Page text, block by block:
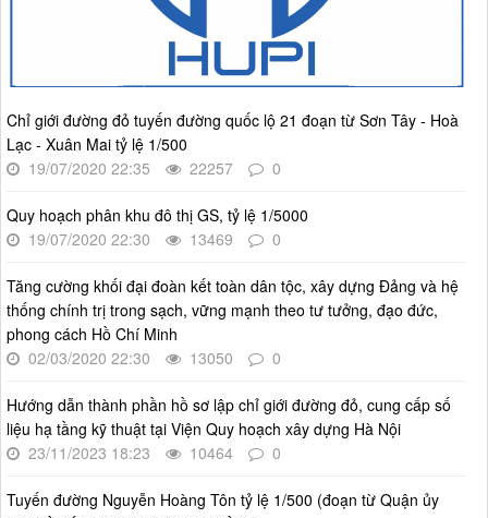
lượt xem: 72 | lượt tải:29
Quyết định số 2512/QĐ-UBND v/v Phê duyệt Quy hoạch tổng
thể Thủ đô Hà Nội tầm nhìn 100 năm
Thời gian đăng: 14/05/2026
lượt xem: 1217 | lượt tải:730
Quyết định số 4386/QĐ-UBND v/v Ban hành Kế hoạch thông
tin, tuyên truyền về cải cách hành chính nhà nước thành phố
Hà Nội năm 2025
Thời gian đăng: 25/08/2025
lượt xem: 566 | lượt tải:266
55-KH/ĐU
Kế hoạch Triển khai Phong trào "Bình dân học vụ số"
Thời gian đăng: 03/06/2025
lượt xem: 620 | lượt tải:268
Số 27/UBND-ĐT
19/11/2024 của Hội đồng nhân dân Thành phố.
Chỉ giới đường đỏ tuyến đường quốc lộ 21 đoạn từ Sơn Tây - Hoà
Lạc - Xuân Mai tỷ lệ 1/500
19/07/2020 22:35
22257 0
Quy hoạch phân khu đô thị GS, tỷ lệ 1/5000
19/07/2020 22:30
13469 0
Tăng cường khối đại đoàn kết toàn dân tộc, xây dựng Đảng và hệ
thống chính trị trong sạch, vững mạnh theo tư tưởng, đạo đức,
phong cách Hồ Chí Minh
02/03/2020 22:30
13050 0
Hướng dẫn thành phần hồ sơ lập chỉ giới đường đỏ, cung cấp số
liệu hạ tầng kỹ thuật tại Viện Quy hoạch xây dựng Hà Nội
23/11/2023 18:23
10464 0
Tuyến đường Nguyễn Hoàng Tôn tỷ lệ 1/500 (đoạn từ Quận ủy